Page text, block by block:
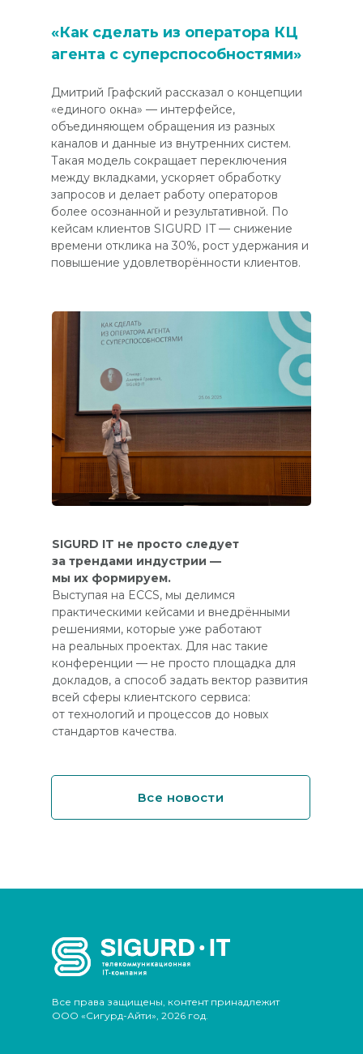
Все новости
«Как сделать из оператора КЦ
агента с суперспособностями»
Дмитрий Графский рассказал о концепции
«единого окна» — интерфейсе,
объединяющем обращения из разных
каналов и данные из внутренних систем.
Такая модель сокращает переключения
между вкладками, ускоряет обработку
запросов и делает работу операторов
более осознанной и результативной. По
кейсам клиентов SIGURD IT — снижение
времени отклика на 30%, рост удержания и
повышение удовлетворённости клиентов.
SIGURD IT не просто следует
за трендами индустрии —
мы их формируем.
Выступая на ECCS, мы делимся
практическими кейсами и внедрёнными
решениями, которые уже работают
на реальных проектах. Для нас такие
конференции — не просто площадка для
докладов, а способ задать вектор развития
всей сферы клиентского сервиса:
от технологий и процессов до новых
стандартов качества.
Все права защищены, контент принадлежит
ООО «Сигурд-Айти», 2026 год.